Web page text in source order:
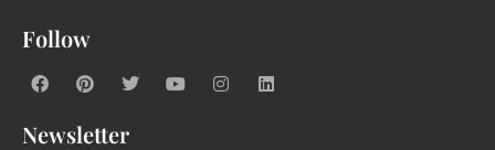
Follow
Newsletter